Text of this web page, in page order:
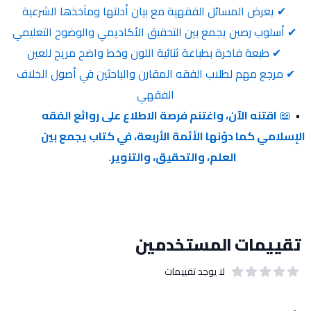
الفقهي
📖
العلم، والتحقيق، والتنوير.
تقييمات المستخدمين
لا يوجد تقييمات